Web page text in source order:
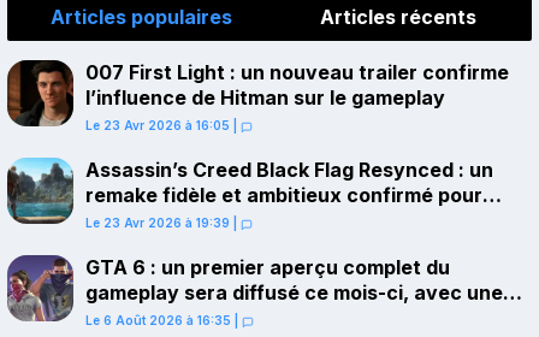
Articles populaires Articles récents
007 First Light : un nouveau trailer confirme
l’influence de Hitman sur le gameplay
Le 23 Avr 2026 à 16:05
Assassin’s Creed Black Flag Resynced : un
remake fidèle et ambitieux confirmé pour
juillet sur PS5
Le 23 Avr 2026 à 19:39
GTA 6 : un premier aperçu complet du
gameplay sera diffusé ce mois-ci, avec une
avant-première sur Netflix
Le 6 Août 2026 à 16:35